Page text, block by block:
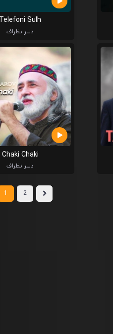
Telefoni Sulh
دلیر نظراف
Chaki Chaki
دلیر نظراف
1 2